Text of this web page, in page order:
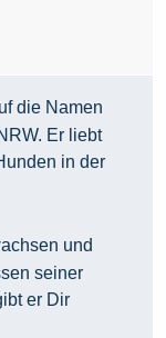
die Namen
Er liebt
in der
und
seiner
er Dir